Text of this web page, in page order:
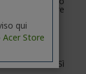
superiore
Sì
qui
Acer Store